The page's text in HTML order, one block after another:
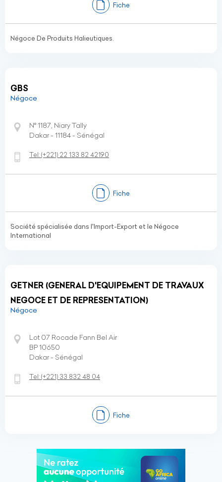
Fiche
Négoce De Produits Halieutiques.
GBS
Négoce
N° 1187, Niary Tally
Dakar - 11184 - Sénégal
Tel:(+221) 22 133 82 42190
Fiche
Société spécialisée dans l'Import-Export et le Négoce
International
GETNER (GENERAL D'EQUIPEMENT DE TRAVAUX
NEGOCE ET DE REPRESENTATION)
Négoce
Lot 07 Rocade Fann Bel Air
BP 10650
Dakar - Sénégal
Tel:(+221) 33 832 48 04
Fiche